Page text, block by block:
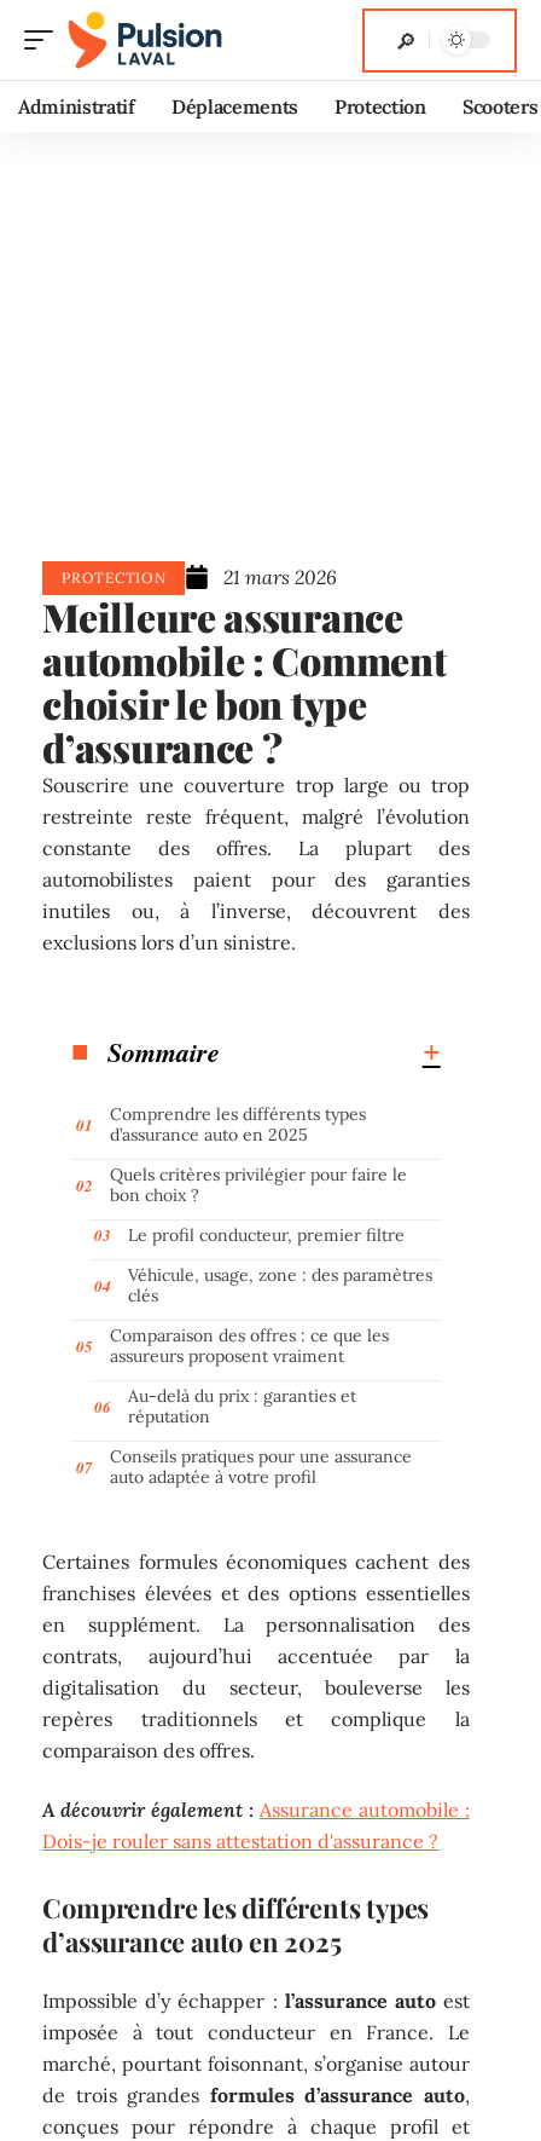
Administratif Déplacements Protection Scooters
PROTECTION 21 mars 2026
Meilleure assurance
automobile : Comment
choisir le bon type
d’assurance ?
Souscrire une couverture trop large ou trop
restreinte reste fréquent, malgré l’évolution
constante des offres. La plupart des
automobilistes paient pour des garanties
inutiles ou, à l’inverse, découvrent des
exclusions lors d’un sinistre.
Sommaire
Comprendre les différents types
d’assurance auto en 2025
Quels critères privilégier pour faire le
bon choix ?
Le profil conducteur, premier filtre
Véhicule, usage, zone : des paramètres
clés
Comparaison des offres : ce que les
assureurs proposent vraiment
Au-delà du prix : garanties et
réputation
Conseils pratiques pour une assurance
auto adaptée à votre profil
Certaines formules économiques cachent des
franchises élevées et des options essentielles
en supplément. La personnalisation des
contrats, aujourd’hui accentuée par la
digitalisation du secteur, bouleverse les
repères traditionnels et complique la
comparaison des offres.
A découvrir également : Assurance automobile :
Dois-je rouler sans attestation d'assurance ?
Comprendre les différents types
d’assurance auto en 2025
Impossible d’y échapper : l’assurance autoest
imposée à tout conducteur en France. Le
marché, pourtant foisonnant, s’organise autour
de trois grandes formules d’assurance auto,
conçues pour répondre à chaque profil et